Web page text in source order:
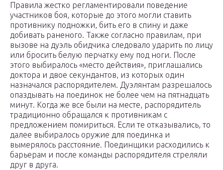
Правила жестко регламентировали поведение
участников боя, которые до этого могли ставить
противнику подножки, бить его в спину и даже
добивать раненого. Также согласно правилам, при
вызове на дуэль обидчика следовало ударить по лицу
или бросить белую перчатку ему под ноги. После
этого выбиралось «место действия», приглашались
доктора и двое секундантов, из которых один
назначался распорядителем. Дуэлянтам разрешалось
опаздывать на поединок не более чем на пятнадцать
минут. Когда же все были на месте, распорядитель
традиционно обращался к противникам с
предложением помириться. Если те отказывались, то
далее выбиралось оружие для поединка и
вымерялось расстояние. Поединщики расходились к
барьерам и после команды распорядителя стреляли
друг в друга.